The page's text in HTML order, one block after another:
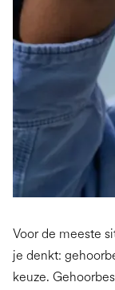
Voor de meeste
je denkt:
keuze.